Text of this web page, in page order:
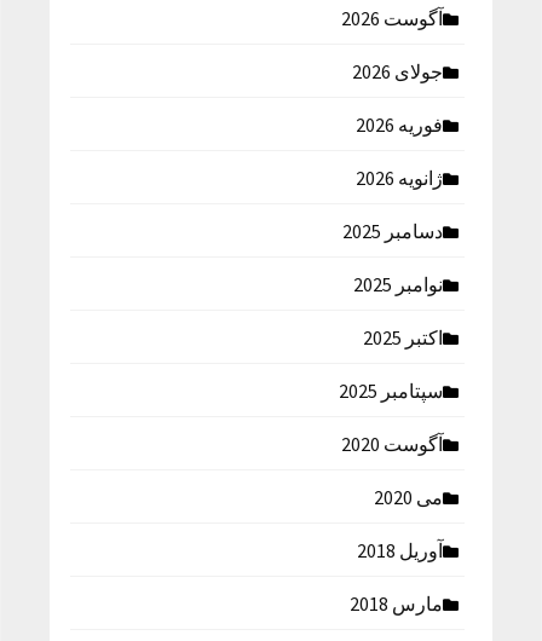
آگوست 2026
جولای 2026
فوریه 2026
ژانویه 2026
دسامبر 2025
نوامبر 2025
اکتبر 2025
سپتامبر 2025
آگوست 2020
می 2020
آوریل 2018
مارس 2018